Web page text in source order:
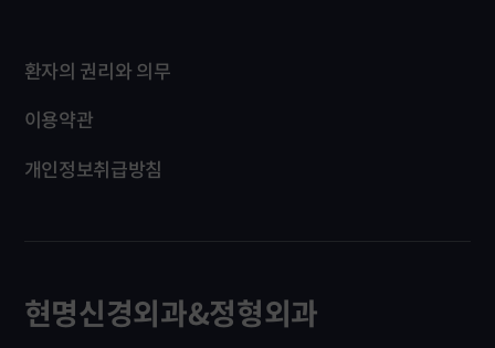
환자의 권리와 의무
이용약관
개인정보취급방침
현명신경외과&정형외과